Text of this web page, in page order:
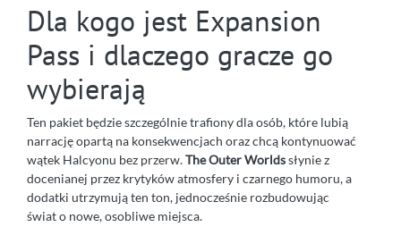
Dla kogo jest Expansion
Pass i dlaczego gracze go
wybierają
Ten pakiet będzie szczególnie trafiony dla osób, które lubią
narrację opartą na konsekwencjach oraz chcą kontynuować
wątek Halcyonu bez przerw.The Outer Worldssłynie z
docenianej przez krytyków atmosfery i czarnego humoru, a
dodatki utrzymują ten ton, jednocześnie rozbudowując
świat o nowe, osobliwe miejsca.